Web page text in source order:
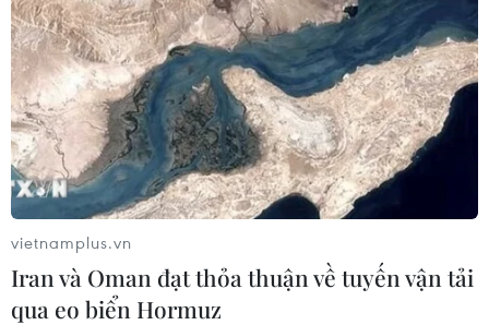
vietnamplus.vn
Iran và Oman đạt thỏa thuận về tuyến vận tải
qua eo biển Hormuz